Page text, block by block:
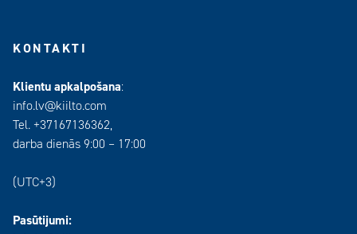
KONTAKTI
Klientu apkalpošana:
info.lv@kiilto.com
Tel. +37167136362,
darba dienās 9:00 – 17:00
(UTC+3)
Pasūtijumi: